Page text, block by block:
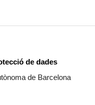
de dades
de Barcelona